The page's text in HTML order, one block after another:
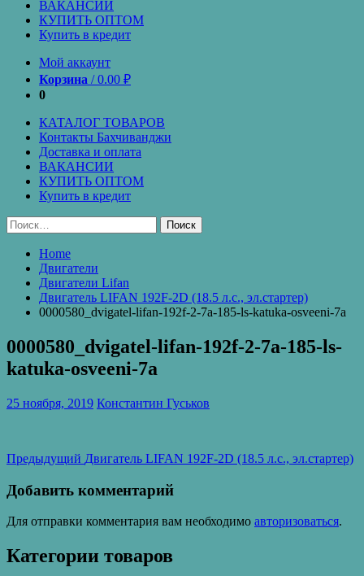
ВАКАНСИИ
КУПИТЬ ОПТОМ
Купить в кредит
Мой аккаунт
Корзина /0.00 ₽
0
КАТАЛОГ ТОВАРОВ
Контакты Бахчиванджи
Доставка и оплата
ВАКАНСИИ
КУПИТЬ ОПТОМ
Купить в кредит
Найти:
Home
Двигатели
Двигатели Lifan
Двигатель LIFAN 192F-2D (18.5 л.с., эл.стартер)
0000580_dvigatel-lifan-192f-2-7a-185-ls-katuka-osveeni-7a
0000580_dvigatel-lifan-192f-2-7a-185-ls-
katuka-osveeni-7a
25 ноября, 2019 Константин Гуськов
Навигация
по
записям
Предыдущий Предыдущая
Двигатель LIFAN 192F-2D (18.5 л.с., эл.стартер)
Добавить комментарий
Для отправки комментария вам необходимо авторизоваться.
Категории товаров